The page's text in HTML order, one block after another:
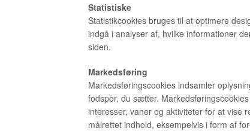
Statistiske
Statistikcookies bruges til at optimere
indgå i analyser af, hvilke informationer
siden.
Markedsføring
Markedsføringscookies indsamler
fodspor, du sætter.
interesser, vaner og aktiviteter for at vise
målrettet indhold, eksempelvis i form af